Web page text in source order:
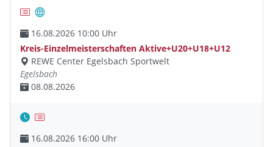
16.08.2026 10:00 Uhr
Kreis-Einzelmeisterschaften Aktive+U20+U18+U12
REWE Center Egelsbach Sportwelt
Egelsbach
08.08.2026
16.08.2026 16:00 Uhr